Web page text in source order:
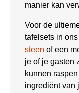
manier kan
Voor de
tafelsets in
steen of een
je of je gasten
kunnen
ingrediënt van